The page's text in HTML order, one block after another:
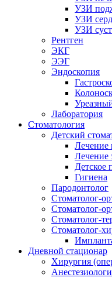
УЗИ
УЗИ
УЗИ
Рентген
ЭКГ
ЭЭГ
Эндоскопия
Лаборатория
Стоматология
Детский
Лечение
Лечение
Детское
Гигиена
Пародонтолог
Стоматолог-
Стоматолог-
Стоматолог-
Стоматолог-
Дневной стационар
Хирургия